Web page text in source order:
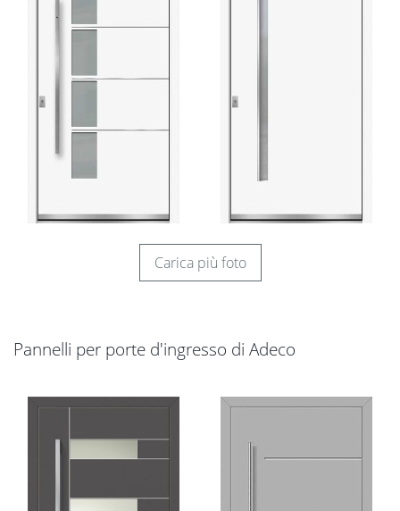
Carica più foto
Pannelli per porte d'ingresso di Adeco